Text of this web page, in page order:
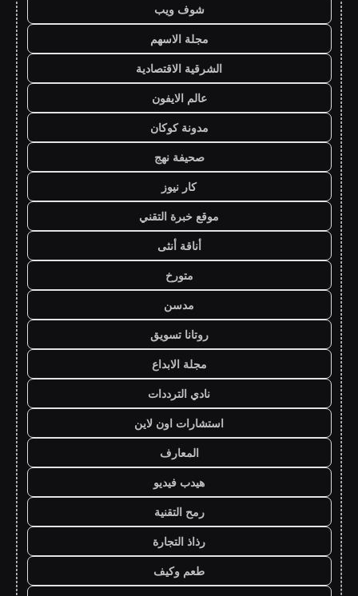
شوف ويب
مجلة الاسهم
الشرقية الاقتصادية
عالم الايفون
مدونة كوكان
صحيفة نهج
كار نيوز
موقع خبرة التقني
أناقة أنثى
متورخ
مدسن
روتانا تسويق
مجلة الابداع
نادي الترددات
استشارات اون لاين
المعارف
هيدب فيديو
رمح التقنية
رذاذ التجارة
طعم وكيف